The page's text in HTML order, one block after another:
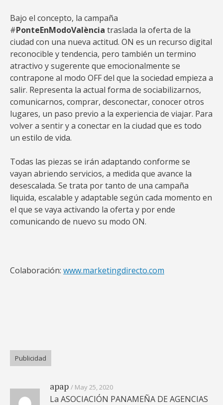
Bajo el concepto, la campaña
#PonteEnModoValència traslada la oferta de la
ciudad con una nueva actitud. ON es un recurso digital
reconocible y tendencia, pero también un termino
atractivo y sugerente que emocionalmente se
contrapone al modo OFF del que la sociedad empieza a
salir. Representa la actual forma de sociabilizarnos,
comunicarnos, comprar, desconectar, conocer otros
lugares, un paso previo a la experiencia de viajar. Para
volver a sentir y a conectar en la ciudad que es todo
un estilo de vida.
Todas las piezas se irán adaptando conforme se
vayan abriendo servicios, a medida que avance la
desescalada. Se trata por tanto de una campaña
liquida, escalable y adaptable según cada momento en
el que se vaya activando la oferta y por ende
comunicando de nuevo su modo ON.
Colaboración: www.marketingdirecto.com
Publicidad
apap May 25, 2020
La ASOCIACIÓN PANAMEÑA DE AGENCIAS